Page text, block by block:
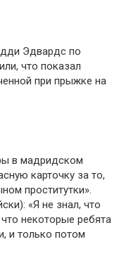
Эдвардс по
что показал
при прыжке на
в мадридском
карточку за то,
проститутки».
«Я не знал, что
некоторые ребята
и только потом